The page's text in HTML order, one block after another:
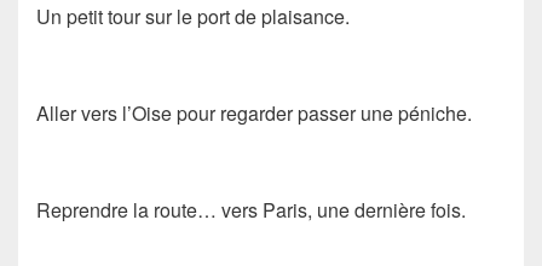
Un petit tour sur le port de plaisance.
Aller vers l’Oise pour regarder passer une péniche.
Reprendre la route… vers Paris, une dernière fois.